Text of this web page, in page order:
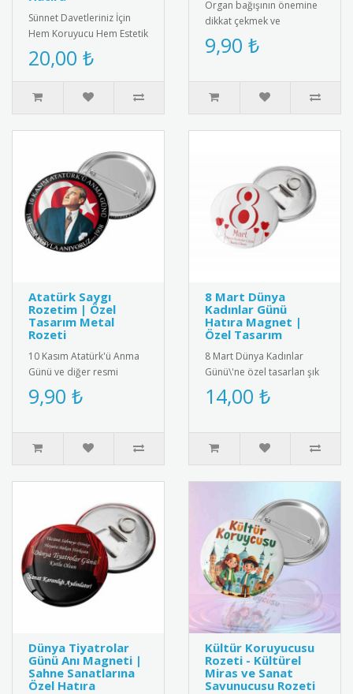
Sünnet Davetleriniz İçin
Hem Koruyucu Hem Estetik
Bir Hatıra: Nazar Boncuklu
Düş Kapanı Tasarımlı Aç..
20,00 ₺
Organ bağışının önemine
dikkat çekmek ve
farkındalık yaratmak
amacıyla Organ Bağışı
9,90 ₺
Atatürk Saygı
Rozetim | Özel
Tasarım Metal
Rozeti
10 Kasım Atatürk'ü Anma
Günü ve diğer resmi
törenler için özel olarak
tasarlanmış metal saygı
9,90 ₺
8 Mart Dünya
Kadınlar Günü
Hatıra Magnet |
Özel Tasarım
8 Mart Dünya Kadınlar
Günü\'ne özel tasarlan şık
ve anlamlı hatıra magnet.
yüksek kalite manyetik ma..
14,00 ₺
Dünya Tiyatrolar
Günü Anı Magneti |
Sahne Sanatlarına
Özel Hatıra
Kültür Koruyucusu
Rozeti - Kültürel
Miras ve Sanat
Savunucusu Rozeti